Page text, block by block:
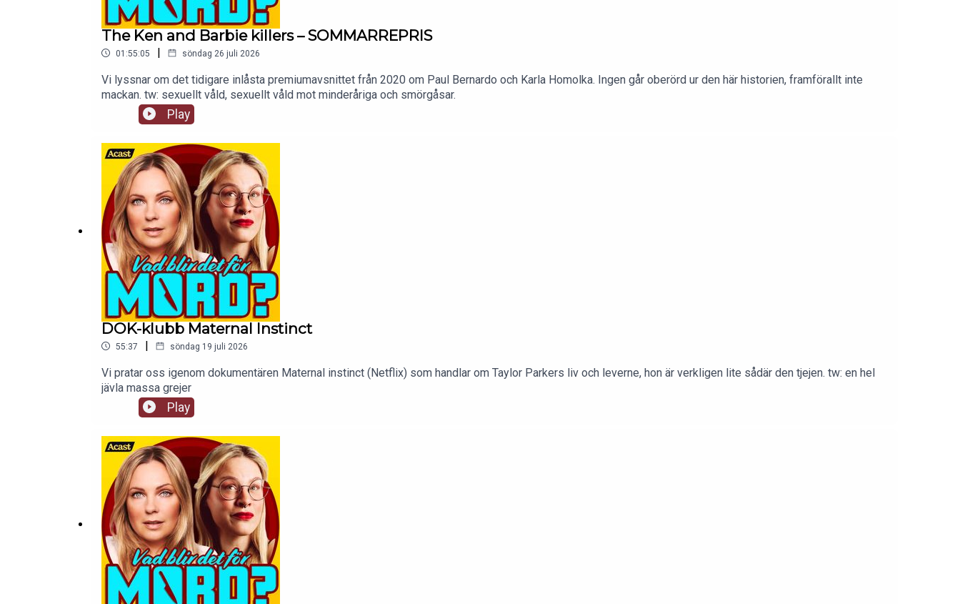
The Ken and Barbie killers – SOMMARREPRIS
01:55:05 | söndag 26 juli 2026
Vi lyssnar om det tidigare inlåsta premiumavsnittet från 2020 om Paul Bernardo och Karla Homolka. Ingen går oberörd ur den här historien, framförallt inte
mackan. tw: sexuellt våld, sexuellt våld mot minderåriga och smörgåsar.
Play
DOK-klubb Maternal Instinct
55:37 | söndag 19 juli 2026
Vi pratar oss igenom dokumentären Maternal instinct (Netflix) som handlar om Taylor Parkers liv och leverne, hon är verkligen lite sådär den tjejen. tw: en hel
jävla massa grejer
Play